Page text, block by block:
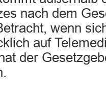
nach dem
wenn
auf
der